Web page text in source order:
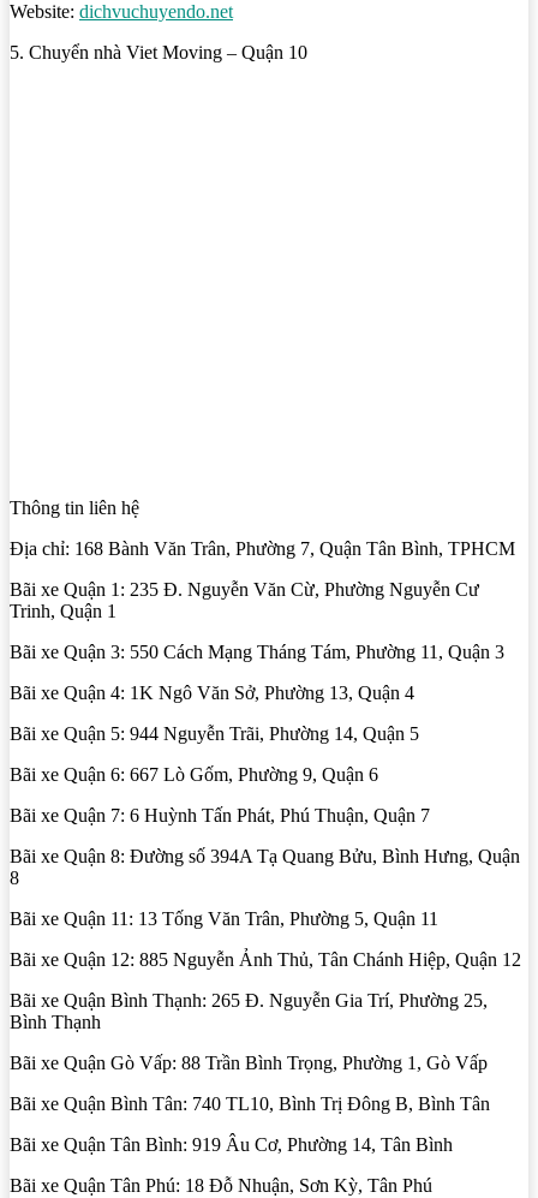
Website: dichvuchuyendo.net
5. Chuyển nhà Viet Moving – Quận 10
Thông tin liên hệ
Địa chỉ: 168 Bành Văn Trân, Phường 7, Quận Tân Bình, TPHCM
Bãi xe Quận 1: 235 Đ. Nguyễn Văn Cừ, Phường Nguyễn Cư
Trinh, Quận 1
Bãi xe Quận 3: 550 Cách Mạng Tháng Tám, Phường 11, Quận 3
Bãi xe Quận 4: 1K Ngô Văn Sở, Phường 13, Quận 4
Bãi xe Quận 5: 944 Nguyễn Trãi, Phường 14, Quận 5
Bãi xe Quận 6: 667 Lò Gốm, Phường 9, Quận 6
Bãi xe Quận 7: 6 Huỳnh Tấn Phát, Phú Thuận, Quận 7
Bãi xe Quận 8: Đường số 394A Tạ Quang Bửu, Bình Hưng, Quận
8
Bãi xe Quận 11: 13 Tống Văn Trân, Phường 5, Quận 11
Bãi xe Quận 12: 885 Nguyễn Ảnh Thủ, Tân Chánh Hiệp, Quận 12
Bãi xe Quận Bình Thạnh: 265 Đ. Nguyễn Gia Trí, Phường 25,
Bình Thạnh
Bãi xe Quận Gò Vấp: 88 Trần Bình Trọng, Phường 1, Gò Vấp
Bãi xe Quận Bình Tân: 740 TL10, Bình Trị Đông B, Bình Tân
Bãi xe Quận Tân Bình: 919 Âu Cơ, Phường 14, Tân Bình
Bãi xe Quận Tân Phú: 18 Đỗ Nhuận, Sơn Kỳ, Tân Phú